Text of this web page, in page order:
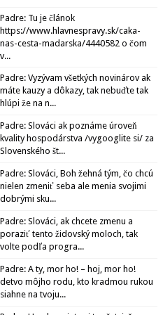
Padre: Tu je článok
https://www.hlavnespravy.sk/caka-
nas-cesta-madarska/4440582 o čom
v...
Padre: Vyzývam všetkých novinárov ak
máte kauzy a dôkazy, tak nebuďte tak
hlúpi že na n...
Padre: Slováci ak poznáme úroveň
kvality hospodárstva /vygooglite si/ za
Slovenského št...
Padre: Slováci, Boh žehná tým, čo chcú
nielen zmeniť seba ale menia svojimi
dobrými sku...
Padre: Slováci, ak chcete zmenu a
poraziť tento židovský moloch, tak
volte podľa progra...
Padre: A ty, mor ho! – hoj, mor ho!
detvo môjho rodu, kto kradmou rukou
siahne na tvoju...